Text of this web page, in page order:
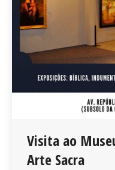
Visita ao
Arte Sacra